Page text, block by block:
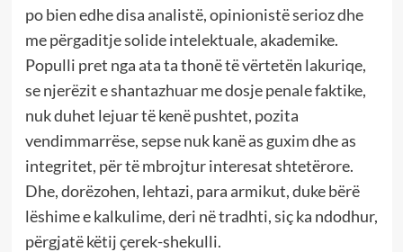
po bien edhe disa analistë, opinionistë serioz dhe
me përgaditje solide intelektuale, akademike.
Populli pret nga ata ta thonë të vërtetën lakuriqe,
se njerëzit e shantazhuar me dosje penale faktike,
nuk duhet lejuar të kenë pushtet, pozita
vendimmarrëse, sepse nuk kanë as guxim dhe as
integritet, për të mbrojtur interesat shtetërore.
Dhe, dorëzohen, lehtazi, para armikut, duke bërë
lëshime e kalkulime, deri në tradhti, siç ka ndodhur,
përgjatë këtij çerek-shekulli.